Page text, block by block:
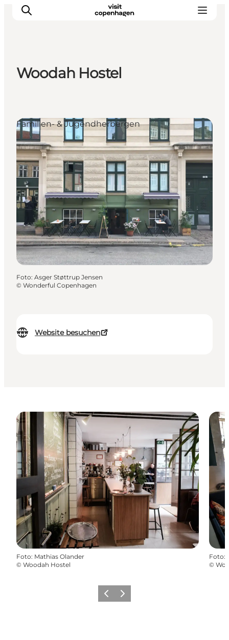
Planen
Woodah Hostel
Website besuchen
Familien- & Jugendherbergen
Foto: Asger Støttrup Jensen
© Wonderful Copenhagen
Foto: Mathias Olander
© Woodah Hostel
Foto:
©
ZurückWeiter